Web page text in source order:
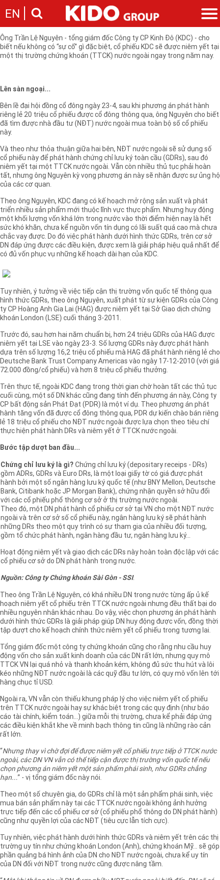
EN
Giới thiệu
Câu chuyện KIDO
Ngành hàng
Ngành gia vị
Ngành bánh
Tin tức & sự kiện
Thông cáo báo chí của tập đoàn
Thông điệp
Ban điều hành
Thông tin cổ phần
Các công ty thành viên
Liên hệ
Liên hệ
Giới thiệu
Nhu cầu tuyển dụng
Trong nỗ lực xoay xở tìm vốn cho hoạt động sản xuất kinh doanh, nhiều
doanh nghiệp (DN) đã tính đến phương án niêm yết cổ phiếu trên sàn
ngoại bằng con đường gián tiếp...
Ông Trần Lệ Nguyên - tổng giám đốc Công ty CP Kinh Đô (KDC) - cho
biết nếu không có “sự cố” gì đặc biệt, cổ phiếu KDC sẽ được niêm yết tại
một thị trường chứng khoán (TTCK) nước ngoài ngay trong năm nay.
Lên sàn ngoại...
Bên lề đại hội đồng cổ đông ngày 23-4, sau khi phương án phát hành
riêng lẻ 20 triệu cổ phiếu được cổ đông thông qua, ông Nguyên cho biết
đã tìm được nhà đầu tư (NĐT) nước ngoài mua toàn bộ số cổ phiếu
này.
Và theo như thỏa thuận giữa hai bên, NĐT nước ngoài sẽ sử dụng số
cổ phiếu này để phát hành chứng chỉ lưu ký toàn cầu (GDRs), sau đó
niêm yết tại một TTCK nước ngoài. Vẫn còn nhiều thủ tục phải hoàn
tất, nhưng ông Nguyên kỳ vọng phương án này sẽ nhận được sự ủng hộ
của các cơ quan.
Theo ông Nguyên, KDC đang có kế hoạch mở rộng sản xuất và phát
triển nhiều sản phẩm mới thuộc lĩnh vực thực phẩm. Nhưng huy động
một khối lượng vốn khá lớn trong nước vào thời điểm hiện nay là hết
sức khó khăn, chưa kể nguồn vốn tín dụng có lãi suất quá cao mà chưa
chắc vay được. Do đó việc phát hành dưới hình thức GDRs, trên cơ sở
DN đáp ứng được các điều kiện, được xem là giải pháp hiệu quả nhất để
có đủ vốn phục vụ những kế hoạch dài hạn của KDC.
Tuy nhiên, ý tưởng về việc tiếp cận thị trường vốn quốc tế thông qua
hình thức GDRs, theo ông Nguyên, xuất phát từ sự kiện GDRs của Công
ty CP Hoàng Anh Gia Lai (HAG) được niêm yết tại Sở Giao dịch chứng
khoán London (LSE) cuối tháng 3-2011.
Trước đó, sau hơn hai năm chuẩn bị, hơn 24 triệu GDRs của HAG được
niêm yết tại LSE vào ngày 23-3. Số lượng GDRs này được phát hành
dựa trên số lượng 16,2 triệu cổ phiếu mà HAG đã phát hành riêng lẻ cho
Deutsche Bank Trust Company Americas vào ngày 17-12-2010 (với giá
72.000 đồng/cổ phiếu) và hơn 8 triệu cổ phiếu thưởng.
Trên thực tế, ngoài KDC đang trong thời gian chờ hoàn tất các thủ tục
cuối cùng, một số DN khác cũng đang tính đến phương án này, Công ty
CP bất động sản Phát Đạt (PDR) là một ví dụ. Theo phương án phát
hành tăng vốn đã được cổ đông thông qua, PDR dự kiến chào bán riêng
lẻ 18 triệu cổ phiếu cho NĐT nước ngoài được lựa chọn theo tiêu chí
thực hiện phát hành DRs và niêm yết ở TTCK nước ngoài.
Bước tập dượt ban đầu...
Chứng chỉ lưu ký là gì? Chứng chỉ lưu ký (depositary receips - DRs)
gồm ADRs, GDRs và Euro DRs, là một loại giấy tờ có giá được phát
hành bởi một số ngân hàng lưu ký quốc tế (như BNY Mellon, Deutsche
Bank, Citibank hoặc JP Morgan Bank), chứng nhận quyền sở hữu đối
với các cổ phiếu phổ thông cơ sở ở thị trường nước ngoài.
Theo đó, một DN phát hành cổ phiếu cơ sở tại VN cho một NĐT nước
ngoài và trên cơ sở số cổ phiếu này, ngân hàng lưu ký sẽ phát hành
những DRs theo một quy trình có sự tham gia của nhiều đối tượng,
gồm tổ chức phát hành, ngân hàng đầu tư, ngân hàng lưu ký...
Hoạt động niêm yết và giao dịch các DRs này hoàn toàn độc lập với các
cổ phiếu cơ sở do DN phát hành trong nước.
Nguồn: Công ty Chứng khoán Sài Gòn - SSI.
Theo ông Trần Lệ Nguyên, có khá nhiều DN trong nước từng ấp ủ kế
hoạch niêm yết cổ phiếu trên TTCK nước ngoài nhưng đều thất bại do
nhiều nguyên nhân khác nhau. Do vậy, việc chọn phương án phát hành
dưới hình thức GDRs là giải pháp giúp DN huy động được vốn, đồng thời
tập dượt cho kế hoạch chính thức niêm yết cổ phiếu trong tương lai.
Tổng giám đốc một công ty chứng khoán cũng cho rằng nhu cầu huy
động vốn cho sản xuất kinh doanh của các DN rất lớn, nhưng quy mô
TTCK VN lại quá nhỏ và thanh khoản kém, không đủ sức thu hút và lôi
kéo những NĐT nước ngoài là các quỹ đầu tư lớn, có quy mô vốn lên tới
hàng chục tỉ USD.
Ngoài ra, VN vẫn còn thiếu khung pháp lý cho việc niêm yết cổ phiếu
trên TTCK nước ngoài hay sự khác biệt trong các quy định (như báo
cáo tài chính, kiểm toán...) giữa mỗi thị trường, chưa kể phải đáp ứng
các điều kiện khắt khe về minh bạch thông tin cũng là những rào cản
rất lớn.
“Nhưng thay vì chờ đợi để được niêm yết cổ phiếu trực tiếp ở TTCK nước
ngoài, các DN VN vẫn có thể tiếp cận được thị trường vốn quốc tế nếu
chọn phương án niêm yết một sản phẩm phái sinh, như GDRs chẳng
hạn...” - vị tổng giám đốc này nói.
Theo một số chuyên gia, do GDRs chỉ là một sản phẩm phái sinh, việc
mua bán sản phẩm này tại các TTCK nước ngoài không ảnh hưởng
trực tiếp đến các cổ phiếu cơ sở (cổ phiếu phổ thông do DN phát hành)
cũng như quyền lợi của các NĐT (tiêu cực lẫn tích cực).
Tuy nhiên, việc phát hành dưới hình thức GDRs và niêm yết trên các thị
trường uy tín như chứng khoán London (Anh), chứng khoán Mỹ... sẽ góp
phần quảng bá hình ảnh của DN cho NĐT nước ngoài, chưa kể uy tín
của DN đối với NĐT trong nước cũng được nâng tầm.